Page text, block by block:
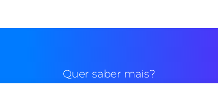
Quer saber mais?